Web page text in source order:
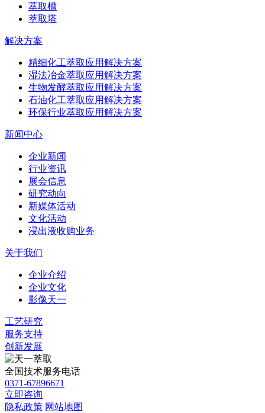
萃取槽
萃取塔
解决方案
精细化工萃取应用解决方案
湿法冶金萃取应用解决方案
生物发酵萃取应用解决方案
石油化工萃取应用解决方案
环保行业萃取应用解决方案
新闻中心
企业新闻
行业资讯
展会信息
研究动向
新媒体活动
文化活动
浸出液收购业务
关于我们
企业介绍
企业文化
影像天一
工艺研究
服务支持
创新发展
全国技术服务电话
0371-67896671
立即咨询
隐私政策 网站地图